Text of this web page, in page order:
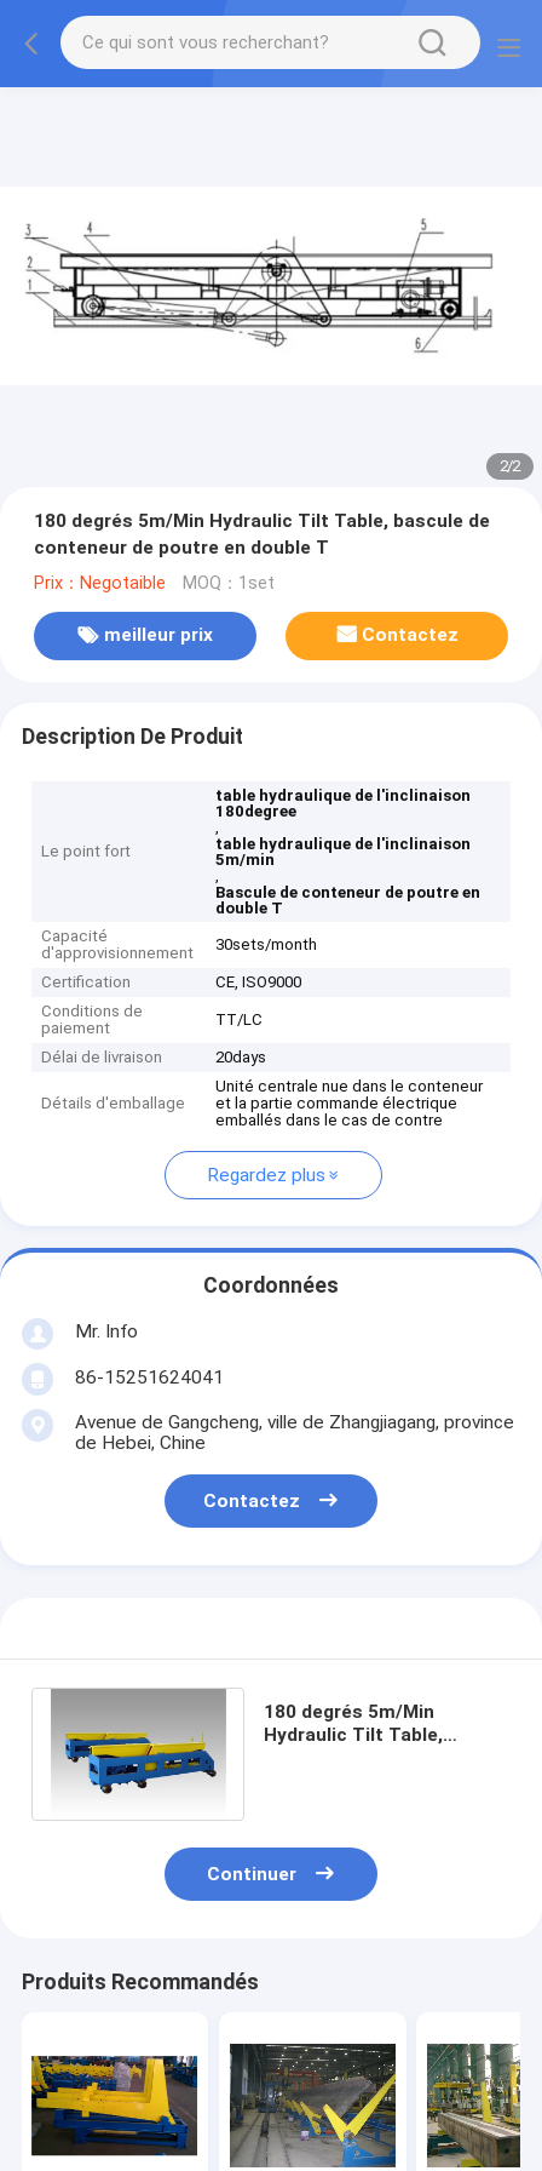
2/2
180 degrés 5m/Min Hydraulic Tilt Table, bascule de
conteneur de poutre en double T
Prix：Negotaible MOQ：1set
meilleur prix Contactez
Description De Produit
Le point fort
table hydraulique de l'inclinaison
180degree
,
table hydraulique de l'inclinaison
5m/min
,
Bascule de conteneur de poutre en
double T
Capacité
d'approvisionnement
30sets/month
Certification
CE, ISO9000
Conditions de
paiement
TT/LC
Délai de livraison 20days
Détails d'emballage
Unité centrale nue dans le conteneur
et la partie commande électrique
emballés dans le cas de contre
Regardez plus
Coordonnées
Mr. Info
86-15251624041
Avenue de Gangcheng, ville de Zhangjiagang, province
de Hebei, Chine
Contactez
180 degrés 5m/Min
Hydraulic Tilt Table,
Continuer
Produits Recommandés